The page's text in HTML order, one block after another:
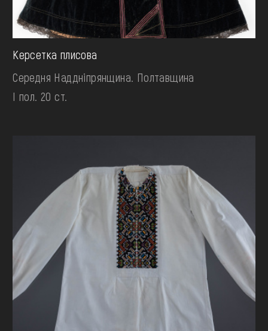
Керсетка плисова
Середня Наддніпрянщина. Полтавщина
І пол. 20 ст.